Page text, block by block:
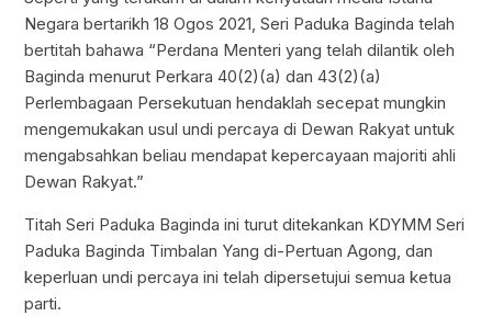
Negara bertarikh 18 Ogos 2021, Seri Paduka Baginda telah
bertitah bahawa “Perdana Menteri yang telah dilantik oleh
Baginda menurut Perkara 40(2)(a) dan 43(2)(a)
Perlembagaan Persekutuan hendaklah secepat mungkin
mengemukakan usul undi percaya di Dewan Rakyat untuk
mengabsahkan beliau mendapat kepercayaan majoriti ahli
Dewan Rakyat.”
Titah Seri Paduka Baginda ini turut ditekankan KDYMM Seri
Paduka Baginda Timbalan Yang di-Pertuan Agong, dan
keperluan undi percaya ini telah dipersetujui semua ketua
parti.